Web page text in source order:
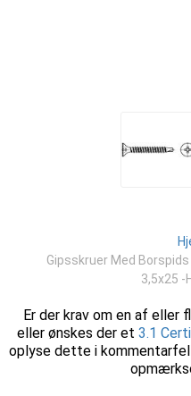
Gipsskruer Med
3,5x25 -
Er der krav om en af eller
eller ønskes der et 3.1
oplyse dette i